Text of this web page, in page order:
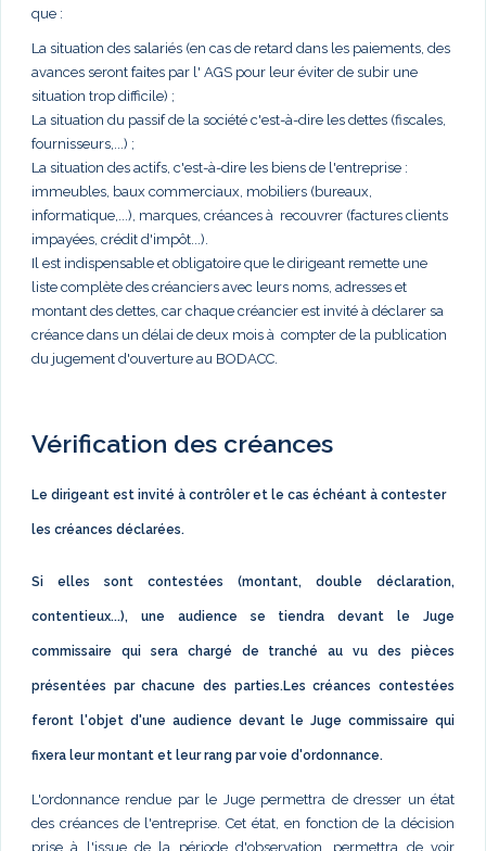
que :
La situation des salariés (en cas de retard dans les paiements, des
avances seront faites par l' AGS pour leur éviter de subir une
situation trop difficile) ;
La situation du passif de la société c'est-à-dire les dettes (fiscales,
fournisseurs,...) ;
La situation des actifs, c'est-à-dire les biens de l'entreprise :
immeubles, baux commerciaux, mobiliers (bureaux,
informatique,...), marques, créances à recouvrer (factures clients
impayées, crédit d'impôt...).
Il est indispensable et obligatoire que le dirigeant remette une
liste complète des créanciers avec leurs noms, adresses et
montant des dettes, car chaque créancier est invité à déclarer sa
créance dans un délai de deux mois à compter de la publication
du jugement d'ouverture au BODACC.
Vérification des créances
Le dirigeant est invité à contrôler et le cas échéant à contester
les créances déclarées.
Si elles sont contestées (montant, double déclaration,
contentieux...), une audience se tiendra devant le Juge
commissaire qui sera chargé de tranché au vu des pièces
présentées par chacune des parties.Les créances contestées
feront l'objet d'une audience devant le Juge commissaire qui
fixera leur montant et leur rang par voie d'ordonnance.
L'ordonnance rendue par le Juge permettra de dresser un état
des créances de l'entreprise. Cet état, en fonction de la décision
prise à l'issue de la période d'observation, permettra de voir